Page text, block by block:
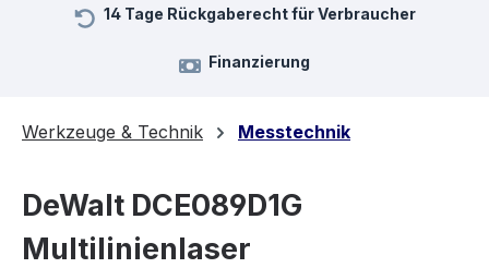
14 Tage Rückgaberecht für Verbraucher
Finanzierung
Werkzeuge & Technik Messtechnik
DeWalt DCE089D1G
Multilinienlaser